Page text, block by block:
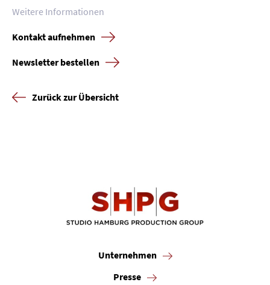
Weitere Informationen
Kontakt aufnehmen
Newsletter bestellen
Zurück zur Übersicht
Unternehmen
Presse
Kontakt
Newsletter Datenschutz